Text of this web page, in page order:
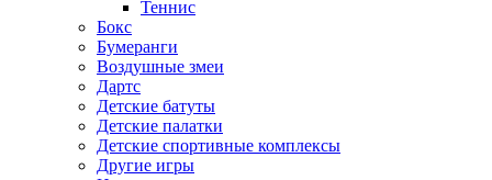
Теннис
Бокс
Бумеранги
Воздушные змеи
Дартс
Детские батуты
Детские палатки
Детские спортивные комплексы
Другие игры